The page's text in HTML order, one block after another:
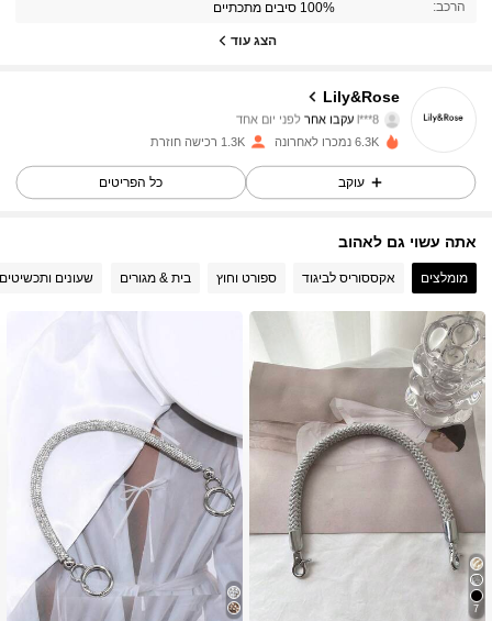
הרכב: 100% סיבים מתכתיים
הצג עוד
Lily&Rose
l***8 עקבו אחר לפני יום אחד
4.92
595 עוקבים
595 עוקבים
4.92 595 עוקבים
4.92
4.92 595 עוקבים
595 עוקבים
6.3K נמכרו לאחרונה 1.3K רכישה חוזרת
עוקב כל הפריטים
אתה עשוי גם לאהוב
מומלצים אקססוריס לביגוד ספורט וחוץ בית & מגורים שעונים ותכשיטים
7